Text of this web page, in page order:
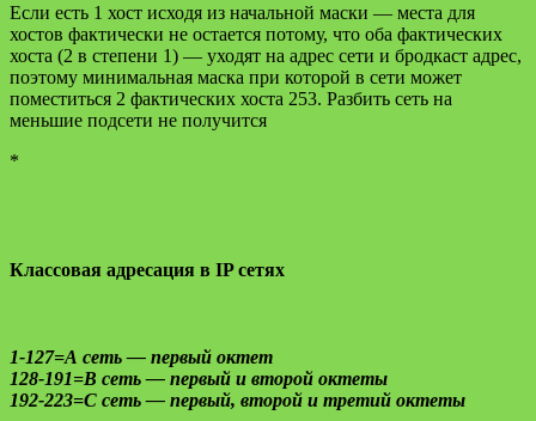
Если есть 1 хост исходя из начальной маски — места для
хостов фактически не остается потому, что оба фактических
хоста (2 в степени 1) — уходят на адрес сети и бродкаст адрес,
поэтому минимальная маска при которой в сети может
поместиться 2 фактических хоста 253. Разбить сеть на
меньшие подсети не получится
*
Классовая адресация в IP сетях
1-127=A сеть — первый октет
128-191=B сеть — первый и второй октеты
192-223=C сеть — первый, второй и третий октеты